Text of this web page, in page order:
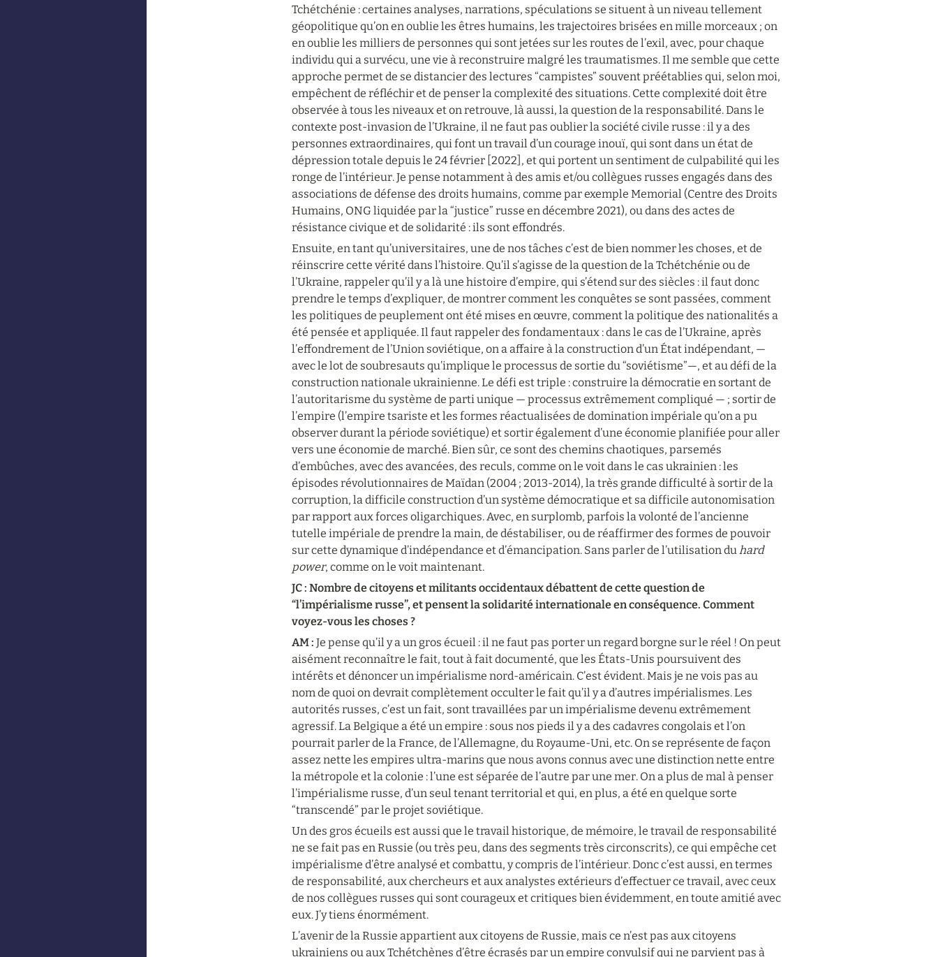
Tchétchénie : certaines analyses, narrations, spéculations se situent à un niveau tellement
géopolitique qu’on en oublie les êtres humains, les trajectoires brisées en mille morceaux ; on
en oublie les milliers de personnes qui sont jetées sur les routes de l’exil, avec, pour chaque
individu qui a survécu, une vie à reconstruire malgré les traumatismes. Il me semble que cette
approche permet de se distancier des lectures “campistes” souvent préétablies qui, selon moi,
empêchent de réfléchir et de penser la complexité des situations. Cette complexité doit être
observée à tous les niveaux et on retrouve, là aussi, la question de la responsabilité. Dans le
contexte post-invasion de l’Ukraine, il ne faut pas oublier la société civile russe : il y a des
personnes extraordinaires, qui font un travail d’un courage inouï, qui sont dans un état de
dépression totale depuis le 24 février [2022], et qui portent un sentiment de culpabilité qui les
ronge de l’intérieur. Je pense notamment à des amis et/ou collègues russes engagés dans des
associations de défense des droits humains, comme par exemple Memorial (Centre des Droits
Humains, ONG liquidée par la “justice” russe en décembre 2021), ou dans des actes de
résistance civique et de solidarité : ils sont effondrés.
Ensuite, en tant qu’universitaires, une de nos tâches c’est de bien nommer les choses, et de
réinscrire cette vérité dans l’histoire. Qu’il s’agisse de la question de la Tchétchénie ou de
l’Ukraine, rappeler qu’il y a là une histoire d’empire, qui s’étend sur des siècles : il faut donc
prendre le temps d’expliquer, de montrer comment les conquêtes se sont passées, comment
les politiques de peuplement ont été mises en œuvre, comment la politique des nationalités a
été pensée et appliquée. Il faut rappeler des fondamentaux : dans le cas de l’Ukraine, après
l’effondrement de l’Union soviétique, on a affaire à la construction d’un État indépendant, —
avec le lot de soubresauts qu’implique le processus de sortie du “soviétisme”—, et au défi de la
construction nationale ukrainienne. Le défi est triple : construire la démocratie en sortant de
l’autoritarisme du système de parti unique — processus extrêmement compliqué — ; sortir de
l’empire (l’empire tsariste et les formes réactualisées de domination impériale qu’on a pu
observer durant la période soviétique) et sortir également d’une économie planifiée pour aller
vers une économie de marché. Bien sûr, ce sont des chemins chaotiques, parsemés
d’embûches, avec des avancées, des reculs, comme on le voit dans le cas ukrainien : les
épisodes révolutionnaires de Maïdan (2004 ; 2013-2014), la très grande difficulté à sortir de la
corruption, la difficile construction d’un système démocratique et sa difficile autonomisation
par rapport aux forces oligarchiques. Avec, en surplomb, parfois la volonté de l’ancienne
tutelle impériale de prendre la main, de déstabiliser, ou de réaffirmer des formes de pouvoir
sur cette dynamique d’indépendance et d’émancipation. Sans parler de l’utilisation du hard
power, comme on le voit maintenant.
JC : Nombre de citoyens et militants occidentaux débattent de cette question de
“l’impérialisme russe”, et pensent la solidarité internationale en conséquence. Comment
voyez-vous les choses ?
AM : Je pense qu’il y a un gros écueil : il ne faut pas porter un regard borgne sur le réel ! On peut
aisément reconnaître le fait, tout à fait documenté, que les États-Unis poursuivent des
intérêts et dénoncer un impérialisme nord-américain. C’est évident. Mais je ne vois pas au
nom de quoi on devrait complètement occulter le fait qu’il y a d’autres impérialismes. Les
autorités russes, c’est un fait, sont travaillées par un impérialisme devenu extrêmement
agressif. La Belgique a été un empire : sous nos pieds il y a des cadavres congolais et l’on
pourrait parler de la France, de l’Allemagne, du Royaume-Uni, etc. On se représente de façon
assez nette les empires ultra-marins que nous avons connus avec une distinction nette entre
la métropole et la colonie : l’une est séparée de l’autre par une mer. On a plus de mal à penser
l’impérialisme russe, d’un seul tenant territorial et qui, en plus, a été en quelque sorte
“transcendé” par le projet soviétique.
Un des gros écueils est aussi que le travail historique, de mémoire, le travail de responsabilité
ne se fait pas en Russie (ou très peu, dans des segments très circonscrits), ce qui empêche cet
impérialisme d’être analysé et combattu, y compris de l’intérieur. Donc c’est aussi, en termes
de responsabilité, aux chercheurs et aux analystes extérieurs d’effectuer ce travail, avec ceux
de nos collègues russes qui sont courageux et critiques bien évidemment, en toute amitié avec
eux. J’y tiens énormément.
L’avenir de la Russie appartient aux citoyens de Russie, mais ce n’est pas aux citoyens
ukrainiens ou aux Tchétchènes d’être écrasés par un empire convulsif qui ne parvient pas à